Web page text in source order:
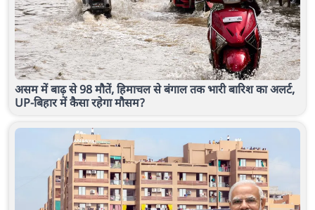
असम में बाढ़ से 98 मौतें, हिमाचल से बंगाल तक भारी बारिश का अलर्ट,
UP-बिहार में कैसा रहेगा मौसम?